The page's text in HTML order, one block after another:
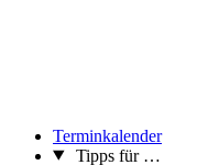
Terminkalender
Tipps für …